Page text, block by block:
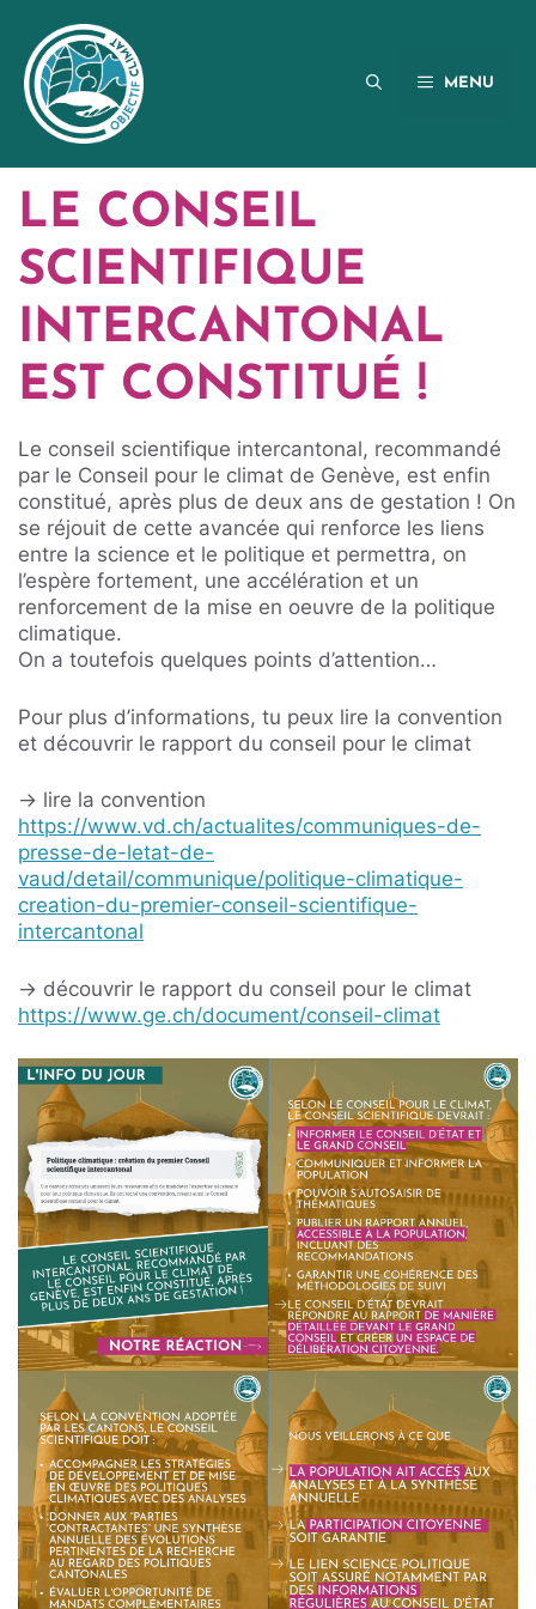
contenu
MENU
LE CONSEIL
SCIENTIFIQUE
INTERCANTONAL
EST CONSTITUÉ !
Le conseil scientifique intercantonal, recommandé
par le Conseil pour le climat de Genève, est enfin
constitué, après plus de deux ans de gestation ! On
se réjouit de cette avancée qui renforce les liens
entre la science et le politique et permettra, on
l’espère fortement, une accélération et un
renforcement de la mise en oeuvre de la politique
climatique.
On a toutefois quelques points d’attention…
Pour plus d’informations, tu peux lire la convention
et découvrir le rapport du conseil pour le climat
→ lire la convention
https://www.vd.ch/actualites/communiques-de-
presse-de-letat-de-
vaud/detail/communique/politique-climatique-
creation-du-premier-conseil-scientifique-
intercantonal
→ découvrir le rapport du conseil pour le climat
https://www.ge.ch/document/conseil-climat